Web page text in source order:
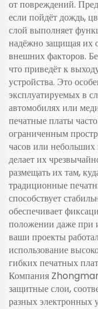
от повреждений.
если пойдёт дождь,
слой выполняет
надёжно защищая их
внешних факторов.
что приведёт к
устройства. Это
эксплуатируемых в
автомобилях или
печатные платы
ограниченным
часов или небольших
делает их
размещать их там,
традиционные
способствует
обеспечивает
положении даже при
ваши проекты
использование
гибких печатных
Компания
защитные слои,
разных электронных